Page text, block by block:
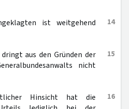
14
ist weitgehend
15
aus den Gründen der
nicht
16
Hinsicht hat die